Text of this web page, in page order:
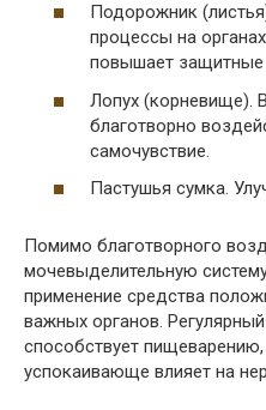
Подорожник
процессы на
повышает защитные
Лопух (корневище).
благотворно
самочувствие.
Пастушья сумка.
Помимо благотворного
мочевыделительную
применение средства
важных органов.
способствует
успокаивающе влияет на